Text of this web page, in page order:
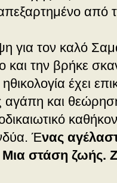
από
για τον καλό
και την βρήκε
έχει
αγάπη και
Ένας
Μια στάση